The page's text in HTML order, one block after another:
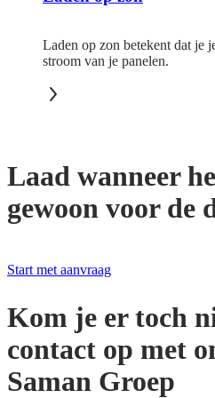
Laden op zon betekent dat je
stroom van je panelen.
Laad wanneer
gewoon voor de
Start met aanvraag
Kom je er toch
contact op met
Saman Groep